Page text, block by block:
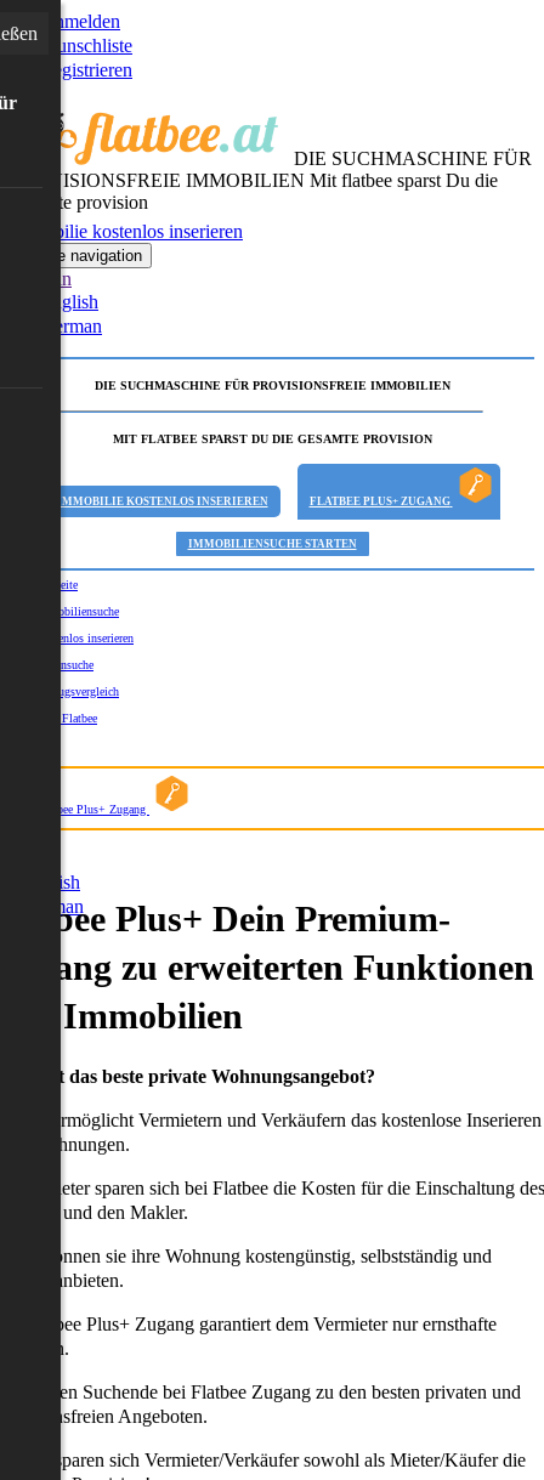
Anmelden
Wunschliste
Registrieren
DIE SUCHMASCHINE FÜR
PROVISIONSFREIE IMMOBILIEN Mit flatbee sparst Du die
gesamte provision
Immobilie kostenlos inserieren
Toggle navigation
German
English
German
DIE SUCHMASCHINE FÜR PROVISIONSFREIE IMMOBILIEN
MIT FLATBEE SPARST DU DIE GESAMTE PROVISION
IMMOBILIE KOSTENLOS INSERIEREN FLATBEE PLUS+ ZUGANG
IMMOBILIENSUCHE STARTEN
Startseite
Immobiliensuche
Kostenlos inserieren
Kartensuche
Umzugsvergleich
Über Flatbee
Flatbee Plus+ Zugang
English
German
Plus+ Dein Premium-
zu erweiterten Funktionen
Immobilien
willst das beste private Wohnungsangebot?
ermöglicht Vermietern und Verkäufern das kostenlose Inserieren
Wohnungen.
Anbieter sparen sich bei Flatbee die Kosten für die Einschaltung des
und den Makler.
können sie ihre Wohnung kostengünstig, selbstständig und
anbieten.
Flatbee Plus+ Zugang garantiert dem Vermieter nur ernsthafte
erhalten Suchende bei Flatbee Zugang zu den besten privaten und
Angeboten.
uns sparen sich Vermieter/Verkäufer sowohl als Mieter/Käufer die